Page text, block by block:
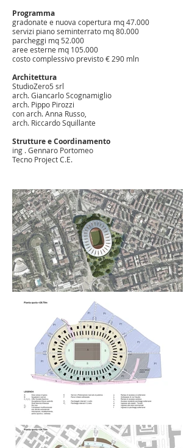
Programma
gradonate e nuova copertura mq 47.000
servizi piano seminterrato mq 80.000
parcheggi mq 52.000
aree esterne mq 105.000​
costo complessivo previsto € 290 mln
Architettura
StudioZero5 srl
arch. Giancarlo Scognamiglio
arch. Pippo Pirozzi
con arch. Anna Russo,
arch. Riccardo Squillante
Strutture e Coordinamento
ing . Gennaro Portomeo
Tecno Project C.E.